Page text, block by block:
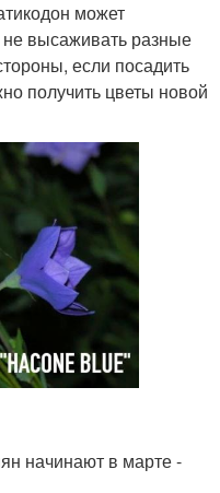
может
высаживать разные
если посадить
получить цветы новой
начинают в марте -